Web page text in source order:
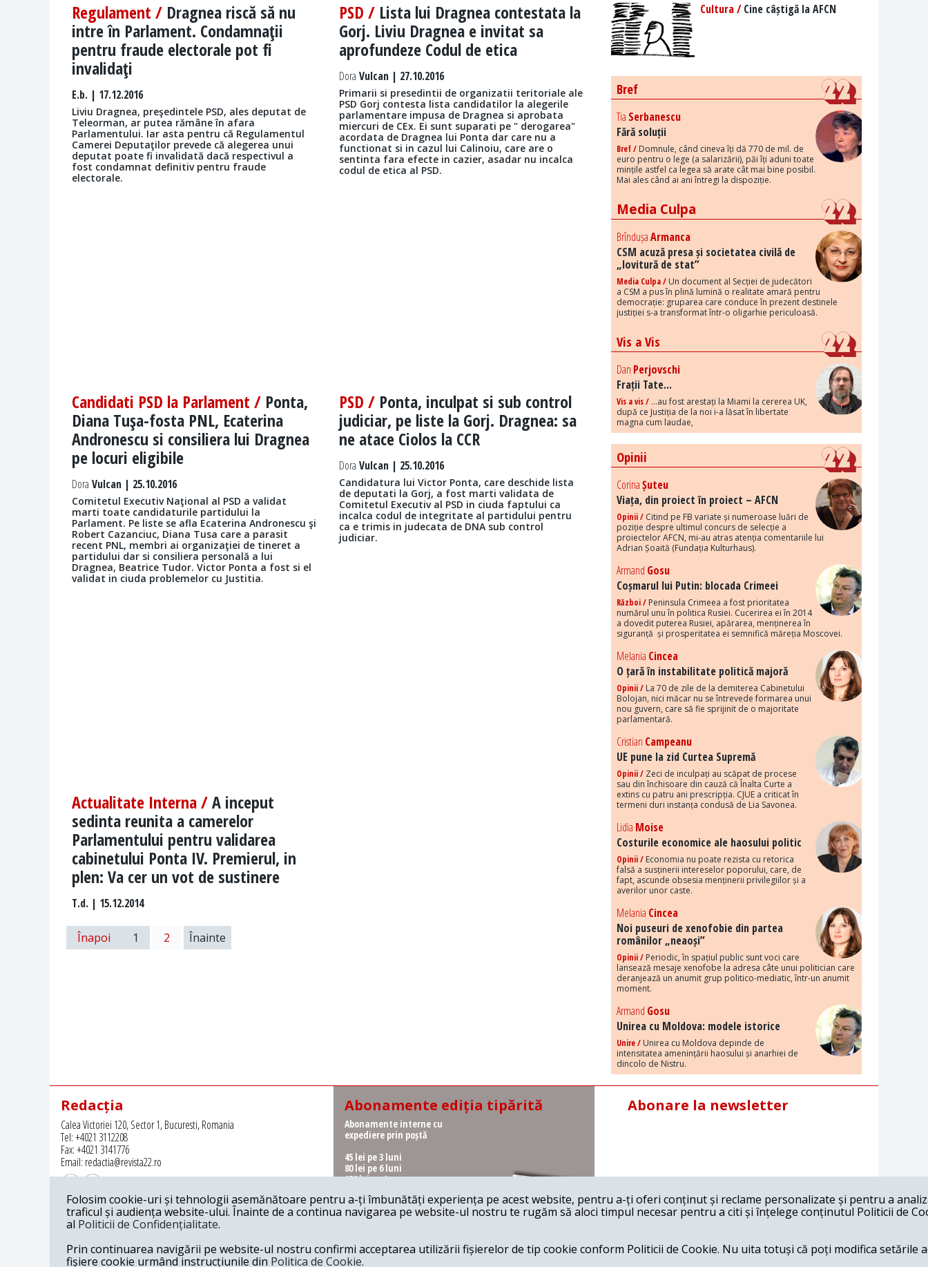
Regulament / Dragnea riscă să nu
intre în Parlament. Condamnaţii
pentru fraude electorale pot fi
invalidaţi
E.b. | 17.12.2016
Liviu Dragnea, preşedintele PSD, ales deputat de
Teleorman, ar putea rămâne în afara
Parlamentului. Iar asta pentru că Regulamentul
Camerei Deputaţilor prevede că alegerea unui
deputat poate fi invalidată dacă respectivul a
fost condamnat definitiv pentru fraude
electorale.
PSD / Lista lui Dragnea contestata la
Gorj. Liviu Dragnea e invitat sa
aprofundeze Codul de etica
Dora Vulcan | 27.10.2016
Primarii si presedintii de organizatii teritoriale ale
PSD Gorj contesta lista candidatilor la alegerile
parlamentare impusa de Dragnea si aprobata
miercuri de CEx. Ei sunt suparati pe " derogarea"
acordata de Dragnea lui Ponta dar care nu a
functionat si in cazul lui Calinoiu, care are o
sentinta fara efecte in cazier, asadar nu incalca
codul de etica al PSD.
Candidati PSD la Parlament / Ponta,
Diana Tuşa-fosta PNL, Ecaterina
Andronescu si consiliera lui Dragnea
pe locuri eligibile
Dora Vulcan | 25.10.2016
Comitetul Executiv Naţional al PSD a validat
marti toate candidaturile partidului la
Parlament. Pe liste se afla Ecaterina Andronescu şi
Robert Cazanciuc, Diana Tusa care a parasit
recent PNL, membri ai organizaţiei de tineret a
partidului dar si consiliera personală a lui
Dragnea, Beatrice Tudor. Victor Ponta a fost si el
validat in ciuda problemelor cu Justitia.
PSD / Ponta, inculpat si sub control
judiciar, pe liste la Gorj. Dragnea: sa
ne atace Ciolos la CCR
Dora Vulcan | 25.10.2016
Candidatura lui Victor Ponta, care deschide lista
de deputati la Gorj, a fost marti validata de
Comitetul Executiv al PSD in ciuda faptului ca
incalca codul de integritate al partidului pentru
ca e trimis in judecata de DNA sub control
judiciar.
Actualitate Interna /A inceput
sedinta reunita a camerelor
Parlamentului pentru validarea
cabinetului Ponta IV. Premierul, in
plen: Va cer un vot de sustinere
T.d. | 15.12.2014
Înapoi 1 2 Înainte
Cultura /Cine câștigă la AFCN
Bref
Tia Serbanescu
Fără soluții
Bref / Domnule, când cineva îți dă 770 de mil. de
euro pentru o lege (a salarizării), păi îți aduni toate
mințile astfel ca legea să arate cât mai bine posibil.
Mai ales când ai ani întregi la dispoziție.
Media Culpa
BrîndușaArmanca
CSM acuză presa și societatea civilă de
„lovitură de stat”
Media Culpa / Un document al Secției de judecători
a CSM a pus în plină lumină o realitate amară pentru
democrație: gruparea care conduce în prezent destinele
justiției s-a transformat într-o oligarhie periculoasă.
Vis a Vis
Dan Perjovschi
Frații Tate...
Vis a vis / ...au fost arestați la Miami la cererea UK,
după ce Justiția de la noi i-a lăsat în libertate
magna cum laudae,
Opinii
CorinaȘuteu
Viața, din proiect în proiect – AFCN
Opinii / Citind pe FB variate și numeroase luări de
poziție despre ultimul concurs de selecție a
proiectelor AFCN, mi-au atras atenția comentariile lui
Adrian Șoaită (Fundația Kulturhaus).
Armand Gosu
Coșmarul lui Putin: blocada Crimeei
Război / Peninsula Crimeea a fost prioritatea
numărul unu în politica Rusiei. Cucerirea ei în 2014
a dovedit puterea Rusiei, apărarea, menținerea în
siguranță și prosperitatea ei semnifică măreția Moscovei.
Melania Cincea
O țară în instabilitate politică majoră
Opinii / La 70 de zile de la demiterea Cabinetului
Bolojan, nici măcar nu se întrevede formarea unui
nou guvern, care să fie sprijinit de o majoritate
parlamentară.
Cristian Campeanu
UE pune la zid Curtea Supremă
Opinii / Zeci de inculpați au scăpat de procese
sau din închisoare din cauză că Înalta Curte a
extins cu patru ani prescripția. CJUE a criticat în
termeni duri instanța condusă de Lia Savonea.
Lidia Moise
Costurile economice ale haosului politic
Opinii / Economia nu poate rezista cu retorica
falsă a susținerii intereselor poporului, care, de
fapt, ascunde obsesia menținerii privilegiilor și a
averilor unor caste.
Melania Cincea
Noi puseuri de xenofobie din partea
românilor „neaoși”
Opinii / Periodic, în spațiul public sunt voci care
lansează mesaje xenofobe la adresa câte unui politician care
deranjează un anumit grup politico-mediatic, într-un anumit
moment.
Armand Gosu
Unirea cu Moldova: modele istorice
Unire / Unirea cu Moldova depinde de
intensitatea amenințării haosului și anarhiei de
dincolo de Nistru.
Redacția
Calea Victoriei 120, Sector 1, Bucuresti, Romania
Tel: +4021 3112208
Fax: +4021 3141776
Email: redactia@revista22.ro
Revista 22 este editata de
Abonamente ediția tipărită
Abonamente interne cu
expediere prin poștă
45 lei pe 3 luni
80 lei pe 6 luni
150 lei pe 1 an
Abonamente interne cu
ridicare de la redacție
62 lei pe 6 luni
115 lei pe 1 an
Abonare la newsletter
Folosim cookie-uri și tehnologii asemănătoare pentru a-ți îmbunătăți experiența pe acest website, pentru a-ți oferi conținut și reclame personalizate și pentru a
traficul și audiența website-ului. Înainte de a continua navigarea pe website-ul nostru te rugăm să aloci timpul necesar pentru a citi și înțelege conținutul Politicii de
al Politicii de Confidențialitate.
Prin continuarea navigării pe website-ul nostru confirmi acceptarea utilizării fișierelor de tip cookie conform Politicii de Cookie. Nu uita totuși că poți modifica setările
fișiere cookie urmând instrucțiunile din Politica de Cookie.